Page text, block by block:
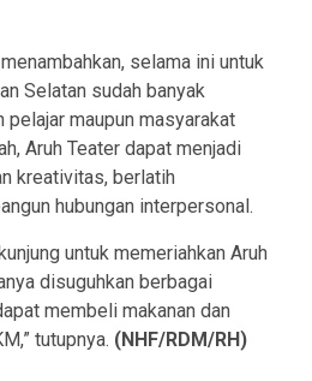
selama ini untuk
Selatan sudah banyak
pelajar maupun masyarakat
Aruh Teater dapat menjadi
kreativitas, berlatih
hubungan interpersonal.
untuk memeriahkan Aruh
disuguhkan berbagai
membeli makanan dan
tutupnya. (NHF/RDM/RH)